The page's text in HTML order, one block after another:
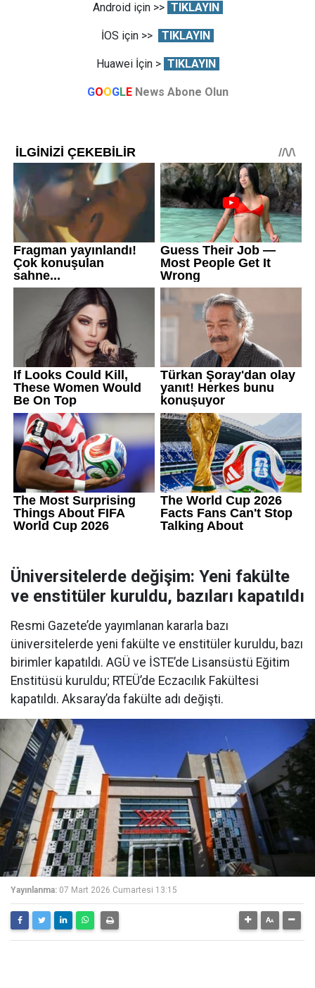
Android için >> TIKLAYIN
İOS için >> TIKLAYIN
Huawei İçin > TIKLAYIN
GOOGLE News Abone Olun
Üniversitelerde değişim: Yeni fakülte
ve enstitüler kuruldu, bazıları kapatıldı
Resmi Gazete’de yayımlanan kararla bazı
üniversitelerde yeni fakülte ve enstitüler kuruldu, bazı
birimler kapatıldı. AGÜ ve İSTE’de Lisansüstü Eğitim
Enstitüsü kuruldu; RTEÜ’de Eczacılık Fakültesi
kapatıldı. Aksaray’da fakülte adı değişti.
Yayınlanma: 07 Mart 2026 Cumartesi 13:15